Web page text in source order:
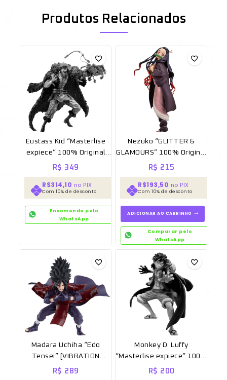
Produtos Relacionados
Eustass Kid “Masterlise
expiece” 100% Original
Sem caixa
R$ 349
R$314,10 no PIX
Com 10% de desconto
Encomende pelo
WhatsApp
Nezuko “GLITTER &
GLAMOURS” 100% Original
Sem caixa [BANPRESTO]
R$ 215
R$193,50 no PIX
Com 10% de desconto
ADICIONAR AO CARRINHO
Comparar pelo
WhatsApp
Madara Uchiha “Edo
Tensei” [VIBRATION
STARS] 100% Original
R$ 289
Monkey D. Luffy
“Masterlise expiece” 100%
Original Sem caixa
R$ 200